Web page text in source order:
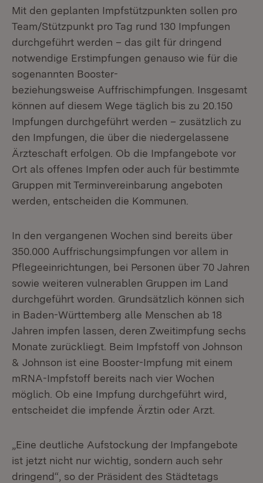
Mit den geplanten Impfstützpunkten sollen pro
Team/Stützpunkt pro Tag rund 130 Impfungen
durchgeführt werden – das gilt für dringend
notwendige Erstimpfungen genauso wie für die
sogenannten Booster-
beziehungsweise Auffrischimpfungen. Insgesamt
können auf diesem Wege täglich bis zu 20.150
Impfungen durchgeführt werden – zusätzlich zu
den Impfungen, die über die niedergelassene
Ärzteschaft erfolgen. Ob die Impfangebote vor
Ort als offenes Impfen oder auch für bestimmte
Gruppen mit Terminvereinbarung angeboten
werden, entscheiden die Kommunen.
In den vergangenen Wochen sind bereits über
350.000 Auffrischungsimpfungen vor allem in
Pflegeeinrichtungen, bei Personen über 70 Jahren
sowie weiteren vulnerablen Gruppen im Land
durchgeführt worden. Grundsätzlich können sich
in Baden-Württemberg alle Menschen ab 18
Jahren impfen lassen, deren Zweitimpfung sechs
Monate zurückliegt. Beim Impfstoff von Johnson
& Johnson ist eine Booster-Impfung mit einem
mRNA-Impfstoff bereits nach vier Wochen
möglich. Ob eine Impfung durchgeführt wird,
entscheidet die impfende Ärztin oder Arzt.
„Eine deutliche Aufstockung der Impfangebote
ist jetzt nicht nur wichtig, sondern auch sehr
dringend“, so der Präsident des Städtetags